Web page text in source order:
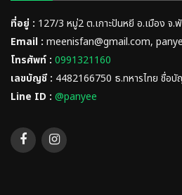
ที่อยู่ : 127/3 หมู่2 ต.เกาะปันหยี อ.เมือง จ.
Email : meenisfan@gmail.com,
โทรศัพท์ : 0991321160
เลขบัญชี : 4482166750 ธ.ทหารไทย ชื่อ
Line ID : @panyee